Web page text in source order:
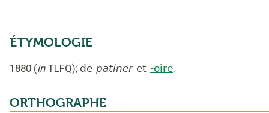
ÉTYMOLOGIE
1880 (in TLFQ); de patiner et -oire.
ORTHOGRAPHE